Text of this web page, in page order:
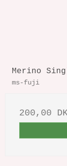
Merino
ms-fuji
200,00